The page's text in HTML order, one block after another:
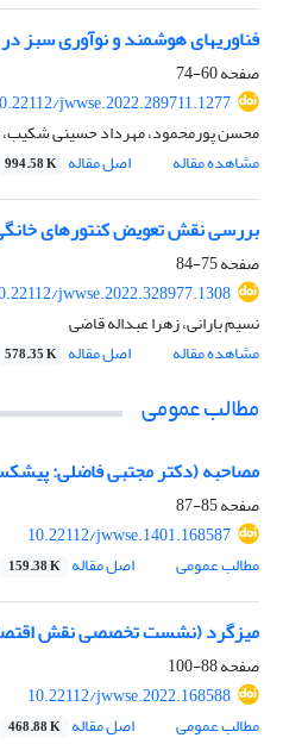
فناوری‎های هوشمند و نوآوری سبز در صنعت تصفیه فاضلاب: نقش میانجی پایداری شرکت و استراتژی‎های پایداری
صفحه60-74
jwwse.2022.289711.1277
محسن پورمحمود، مهرداد حسینی
مشاهده مقاله
اصل مقاله 994.58 K
بررسی نقش تعویض کنتورهای خانگی در
صفحه75-84
jwwse.2022.328977.1308
نسیم بارانی، زهرا عبداله قاضی
مشاهده مقاله
اصل مقاله 578.35 K
مطالب عمومی
مصاحبه (دکتر مجتبی فاضلی:
صفحه85-87
10.22112/jwwse.1401.168587
مطالب عمومی
اصل مقاله 159.38 K
میزگرد (نشست تخصصی نقش
صفحه88-100
10.22112/jwwse.2022.168588
مطالب عمومی
اصل مقاله 468.88 K